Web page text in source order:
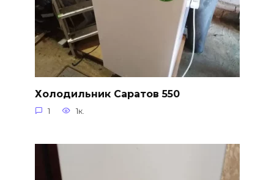
Холодильник Саратов 550
1 1к.